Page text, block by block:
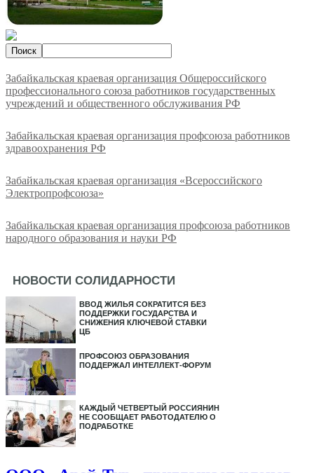
Забайкальская краевая организация Общероссийского
профессионального союза работников государственных
учреждений и общественного обслуживания РФ
Забайкальская краевая организация профсоюза работников
здравоохранения РФ
Забайкальская краевая организация «Всероссийского
Электропрофсоюза»
Забайкальская краевая организация профсоюза работников
народного образования и науки РФ
НОВОСТИ СОЛИДАРНОСТИ
ВВОД ЖИЛЬЯ СОКРАТИТСЯ БЕЗ
ПОДДЕРЖКИ ГОСУДАРСТВА И
СНИЖЕНИЯ КЛЮЧЕВОЙ СТАВКИ
ЦБ
ПРОФСОЮЗ ОБРАЗОВАНИЯ
ПОДДЕРЖАЛ ИНТЕЛЛЕКТ-ФОРУМ
КАЖДЫЙ ЧЕТВЕРТЫЙ РОССИЯНИН
НЕ СООБЩАЕТ РАБОТОДАТЕЛЮ О
ПОДРАБОТКЕ